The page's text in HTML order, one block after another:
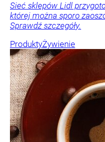
Sieć sklepów Lidl
której można sporo
Sprawdź szczegóły.
ProduktyŻywienie